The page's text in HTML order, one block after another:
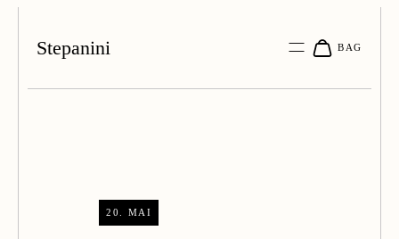
Stepanini
20. MAI